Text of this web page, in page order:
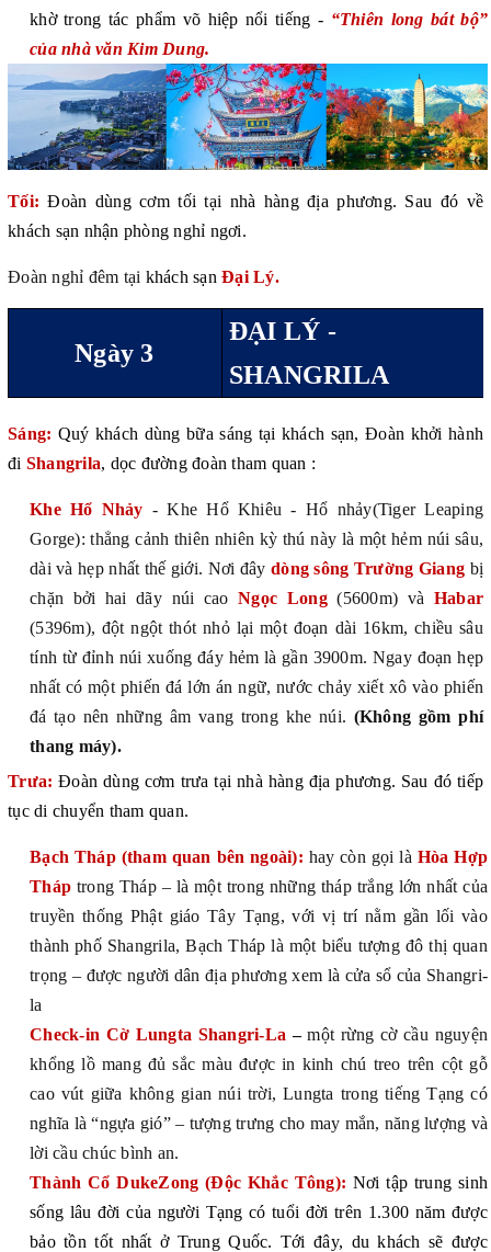
khờ trong tác phẩm võ hiệp nổi tiếng - “Thiên long bát bộ”
của nhà văn Kim Dung.
Tối: Đoàn dùng cơm tối tại nhà hàng địa phương. Sau đó về
khách sạn nhận phòng nghỉ ngơi.
Đoàn nghỉ đêm tại khách sạn Đại Lý.
Ngày 3
ĐẠI LÝ -
SHANGRILA
Sáng: Quý khách dùng bữa sáng tại khách sạn, Đoàn khởi hành
đi Shangrila, dọc đường đoàn tham quan :
Khe Hổ Nhảy - Khe Hổ Khiêu - Hổ nhảy(Tiger Leaping
Gorge): thẳng cảnh thiên nhiên kỳ thú này là một hẻm núi sâu,
dài và hẹp nhất thế giới. Nơi đây dòng sông Trường Giang bị
chặn bởi hai dãy núi caoNgọc Long(5600m) và Habar
(5396m), đột ngột thót nhỏ lại một đoạn dài 16km, chiều sâu
tính từ đỉnh núi xuống đáy hẻm là gần 3900m. Ngay đoạn hẹp
nhất có một phiến đá lớn án ngữ, nước chảy xiết xô vào phiến
đá tạo nên những âm vang trong khe núi. (Không gồm phí
thang máy).
Trưa: Đoàn dùng cơm trưa tại nhà hàng địa phương. Sau đó tiếp
tục di chuyển tham quan.
Bạch Tháp (tham quan bên ngoài): hay còn gọi là Hòa Hợp
Tháp trong Tháp – là một trong những tháp trắng lớn nhất của
truyền thống Phật giáo Tây Tạng, với vị trí nằm gần lối vào
thành phố Shangrila, Bạch Tháp là một biểu tượng đô thị quan
trọng – được người dân địa phương xem là cửa sổ của Shangri-
la
Check-in Cờ Lungta Shangri-La –một rừng cờ cầu nguyện
khổng lồ mang đủ sắc màu được in kinh chú treo trên cột gỗ
cao vút giữa không gian núi trời, Lungta trong tiếng Tạng có
nghĩa là “ngựa gió” – tượng trưng cho may mắn, năng lượng và
lời cầu chúc bình an.
Thành Cổ DukeZong (Độc Khắc Tông): Nơi tập trung sinh
sống lâu đời của người Tạng có tuổi đời trên 1.300 năm được
bảo tồn tốt nhất ở Trung Quốc. Tới đây, du khách sẽ được